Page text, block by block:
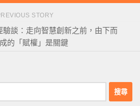
STORY
驗談：走向智慧創新之前，由下而
成的「賦權」是關鍵